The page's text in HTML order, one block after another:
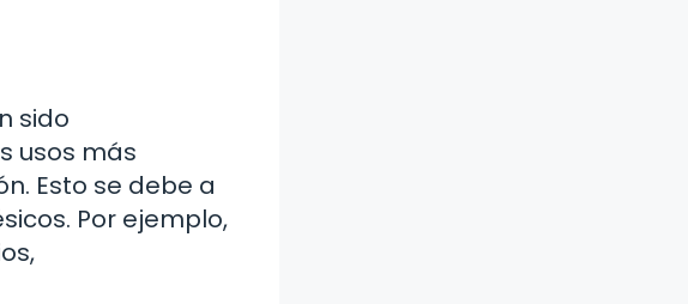
sido
usos más
Esto se debe a
Por ejemplo,